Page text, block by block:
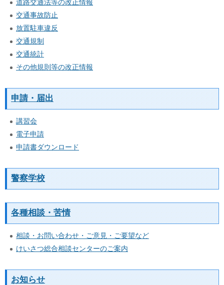
道路交通法等の改正情報
交通事故防止
放置駐車違反
交通規制
交通統計
その他規則等の改正情報
申請・届出
講習会
電子申請
申請書ダウンロード
警察学校
各種相談・苦情
相談・お問い合わせ・ご意見・ご要望など
けいさつ総合相談センターのご案内
お知らせ